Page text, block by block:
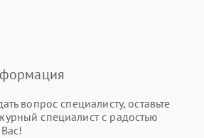
вопрос специалисту, оставьте
специалист с радостью